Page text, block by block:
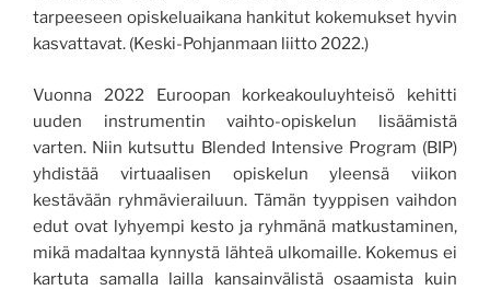
tarpeeseen opiskeluaikana hankitut kokemukset hyvin
kasvattavat. (Keski-Pohjanmaan liitto 2022.)
Vuonna 2022 Euroopan korkeakouluyhteisö kehitti
uuden instrumentin vaihto-opiskelun lisäämistä
varten. Niin kutsuttu Blended Intensive Program (BIP)
yhdistää virtuaalisen opiskelun yleensä viikon
kestävään ryhmävierailuun. Tämän tyyppisen vaihdon
edut ovat lyhyempi kesto ja ryhmänä matkustaminen,
mikä madaltaa kynnystä lähteä ulkomaille. Kokemus ei
kartuta samalla lailla kansainvälistä osaamista kuin